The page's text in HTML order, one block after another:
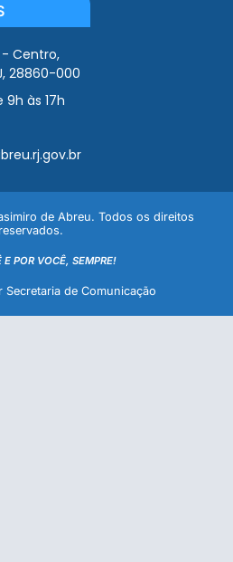
- Centro,
28860-000
às 17h
de Abreu. Todos os direitos
reservados.
E POR VOCÊ, SEMPRE!
Secretaria de Comunicação